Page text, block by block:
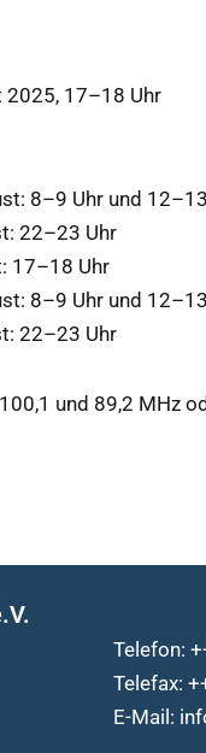
2025, 17–18 Uhr
8–9 Uhr und
22–23 Uhr
17–18 Uhr
8–9 Uhr und
22–23 Uhr
und 89,2 MHz
Telefon:
Telefax:
E-Mail: